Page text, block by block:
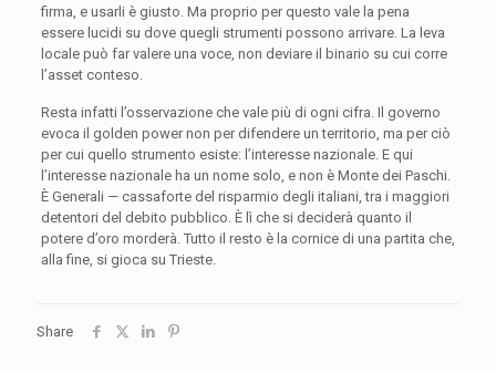
firma, e usarli è giusto. Ma proprio per questo vale la pena
essere lucidi su dove quegli strumenti possono arrivare. La leva
locale può far valere una voce, non deviare il binario su cui corre
l’asset conteso.
Resta infatti l’osservazione che vale più di ogni cifra. Il governo
evoca il golden power non per difendere un territorio, ma per ciò
per cui quello strumento esiste: l’interesse nazionale. E qui
l’interesse nazionale ha un nome solo, e non è Monte dei Paschi.
È Generali — cassaforte del risparmio degli italiani, tra i maggiori
detentori del debito pubblico. È lì che si deciderà quanto il
potere d’oro morderà. Tutto il resto è la cornice di una partita che,
alla fine, si gioca su Trieste.
Share